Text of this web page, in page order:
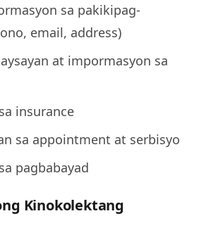
sa pakikipag-
email, address)
at impormasyon sa
insurance
sa appointment at serbisyo
pagbabayad
Kinokolektang